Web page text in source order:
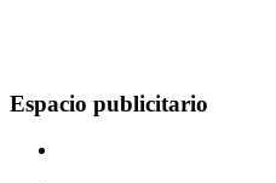
Espacio publicitario